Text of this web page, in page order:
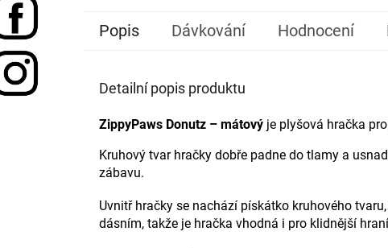
Popis Dávkování Hodnocení
Detailní popis produktu
ZippyPaws Donutz – mátový je plyšová hračka
Kruhový tvar hračky dobře padne do tlamy a
zábavu.
Uvnitř hračky se nachází pískátko kruhového
dásním, takže je hračka vhodná i pro klidnější